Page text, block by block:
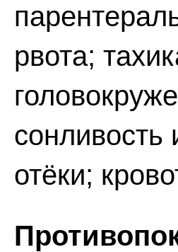
рвота;
сонливость
отёки;